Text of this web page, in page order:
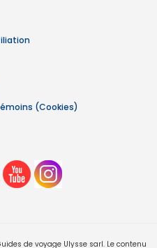
(Cookies)
de voyage Ulysse sarl. Le contenu